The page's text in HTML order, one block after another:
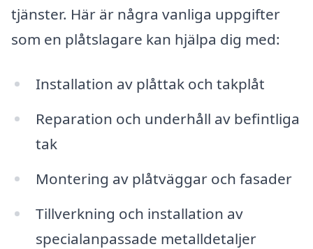
tjänster. Här är några vanliga uppgifter
som en plåtslagare kan hjälpa dig med:
Installation av plåttak och takplåt
Reparation och underhåll av befintliga
tak
Montering av plåtväggar och fasader
Tillverkning och installation av
specialanpassade metalldetaljer